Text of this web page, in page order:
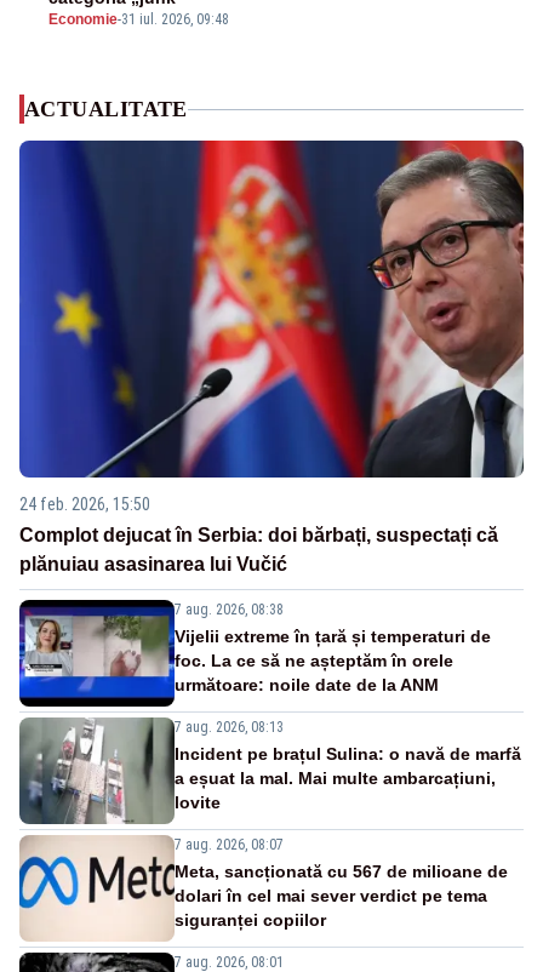
Economie-31 iul. 2026, 09:48
ACTUALITATE
24 feb. 2026, 15:50
Complot dejucat în Serbia: doi bărbați, suspectați că
plănuiau asasinarea lui Vučić
7 aug. 2026, 08:38
Vijelii extreme în țară și temperaturi de
foc. La ce să ne așteptăm în orele
următoare: noile date de la ANM
7 aug. 2026, 08:13
Incident pe brațul Sulina: o navă de marfă
a eșuat la mal. Mai multe ambarcațiuni,
lovite
7 aug. 2026, 08:07
Meta, sancționată cu 567 de milioane de
dolari în cel mai sever verdict pe tema
siguranței copiilor
7 aug. 2026, 08:01